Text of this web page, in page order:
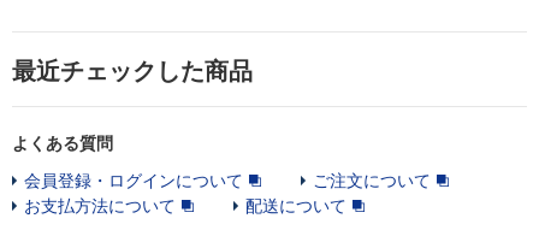
最近チェックした商品
よくある質問
会員登録・ログインについて
ご注文について
お支払方法について
配送について